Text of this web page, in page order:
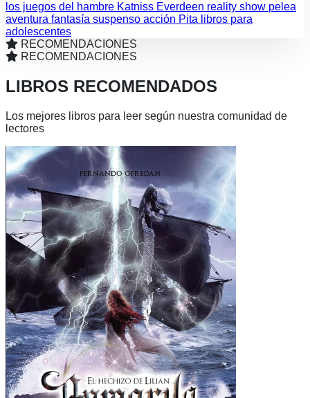
los juegos del hambre Katniss Everdeen reality show pelea
aventura fantasía suspenso acción Pita libros para
adolescentes
RECOMENDACIONES
RECOMENDACIONES
LIBROS RECOMENDADOS
Los mejores libros para leer según nuestra comunidad de
lectores
Ver
libro
Aamarya
El
hechizo
de
Lilian